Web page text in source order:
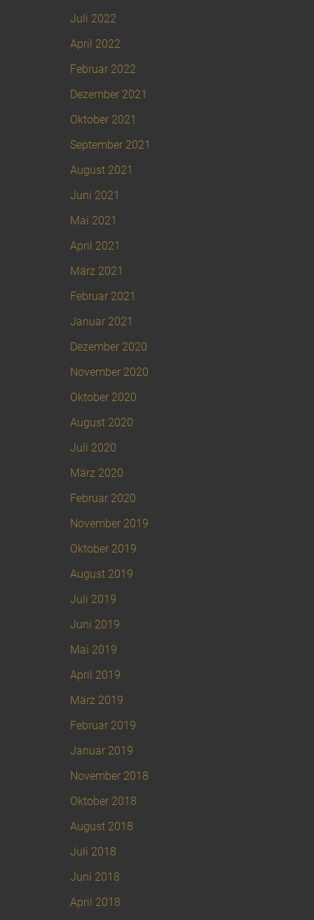
Juli 2022
April 2022
Februar 2022
Dezember 2021
Oktober 2021
September 2021
August 2021
Juni 2021
Mai 2021
April 2021
März 2021
Februar 2021
Januar 2021
Dezember 2020
November 2020
Oktober 2020
August 2020
Juli 2020
März 2020
Februar 2020
November 2019
Oktober 2019
August 2019
Juli 2019
Juni 2019
Mai 2019
April 2019
März 2019
Februar 2019
Januar 2019
November 2018
Oktober 2018
August 2018
Juli 2018
Juni 2018
April 2018